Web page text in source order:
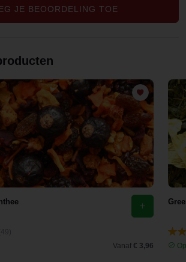
en bij het
JE BEOORDELING TOE
Vanaf € 3,96